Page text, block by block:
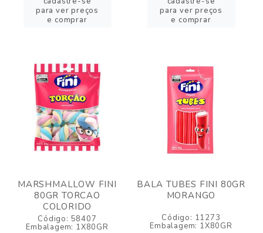
para ver preços
e comprar
para ver preços
e comprar
MARSHMALLOW FINI
80GR TORCAO
COLORIDO
Código: 58407
Embalagem: 1X80GR
BALA TUBES FINI 80GR
MORANGO
Código: 11273
Embalagem: 1X80GR